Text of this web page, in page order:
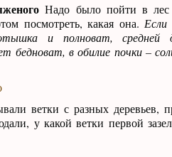
Надо было пойти в лес
посмотреть, какая она.
и полноват, средней
бедноват, в обилие почки –
ветки с разных деревьев,
у какой ветки первой